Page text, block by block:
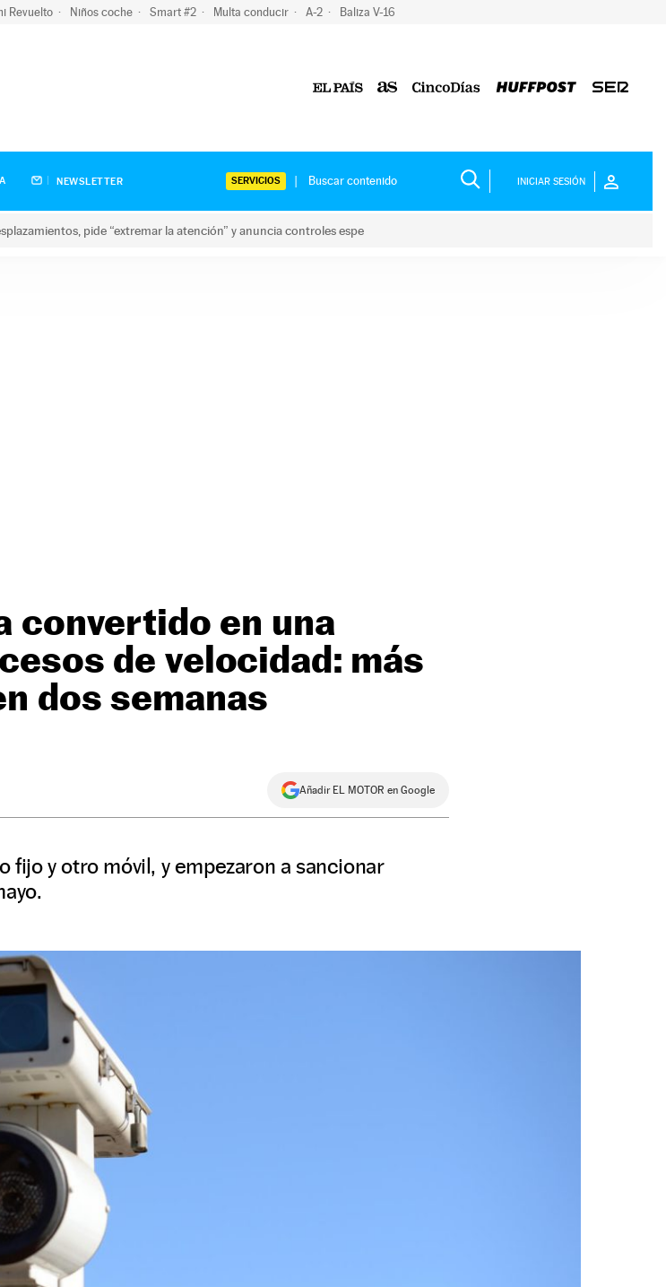
Revuelto Niños coche Smart #2 Multa conducir A-2 Baliza V-16
NEWSLETTER SERVICIOS INICIAR SESIÓN
pide “extremar la atención” y anuncia controles espe
convertido en una
de velocidad: más
dos semanas
Añadir EL MOTOR en Google
fijo y otro móvil, y empezaron a sancionar